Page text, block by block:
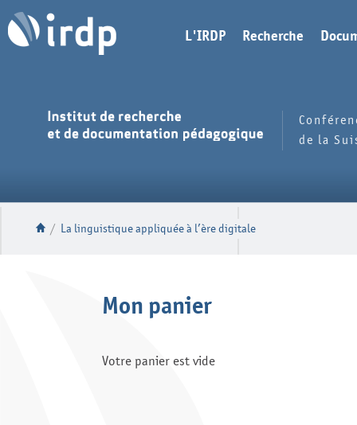
L'IRDP Recherche
de la
/ La linguistique appliquée à l’ère digitale
Mon panier
Votre panier est vide